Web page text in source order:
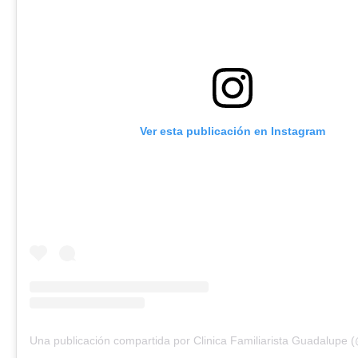
Ver esta publicación en Instagram